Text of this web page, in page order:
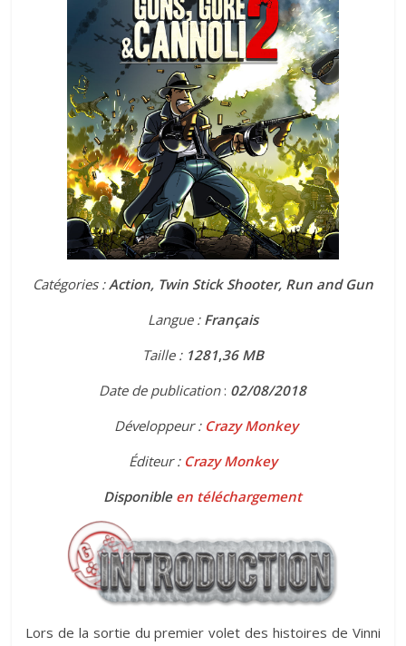
Catégories : Action, Twin Stick Shooter, Run and Gun
Langue : Français
Taille : 1281,36 MB
Date de publication: 02/08/2018
Développeur : Crazy Monkey
Éditeur : Crazy Monkey
Disponible en téléchargement
Lors de la sortie du premier volet des histoires de Vinni